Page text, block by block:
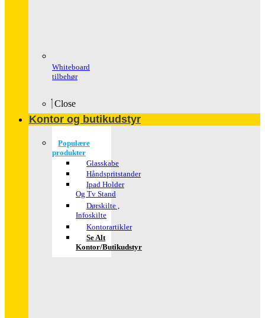
Whiteboard
tilbehør
Close
Kontor og butikudstyr
Populære
produkter
Glasskabe
Håndspritstander
Ipad Holder
Og Tv Stand
Dørskilte ,
Infoskilte
Kontorartikler
Se Alt
Kontor/butikudstyr